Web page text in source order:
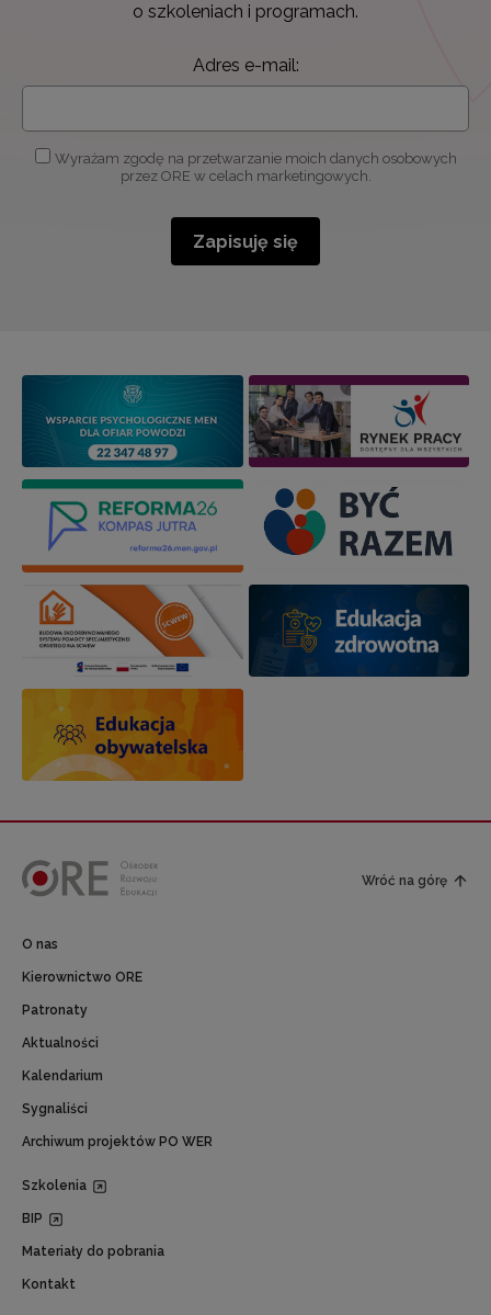
o szkoleniach i programach.
Adres e-mail:
Wyrażam zgodę na przetwarzanie moich danych osobowych
przez ORE w celach marketingowych.
Zapisuję się
Wróć na górę
O nas
Kierownictwo ORE
Patronaty
Aktualności
Kalendarium
Sygnaliści
Archiwum projektów PO WER
Szkolenia
BIP
Materiały do pobrania
Kontakt